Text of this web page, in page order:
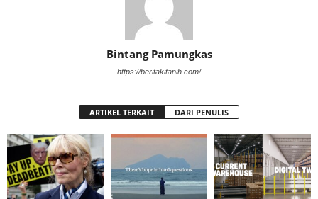
Bintang Pamungkas
https://beritakitanih.com/
ARTIKEL TERKAIT DARI PENULIS